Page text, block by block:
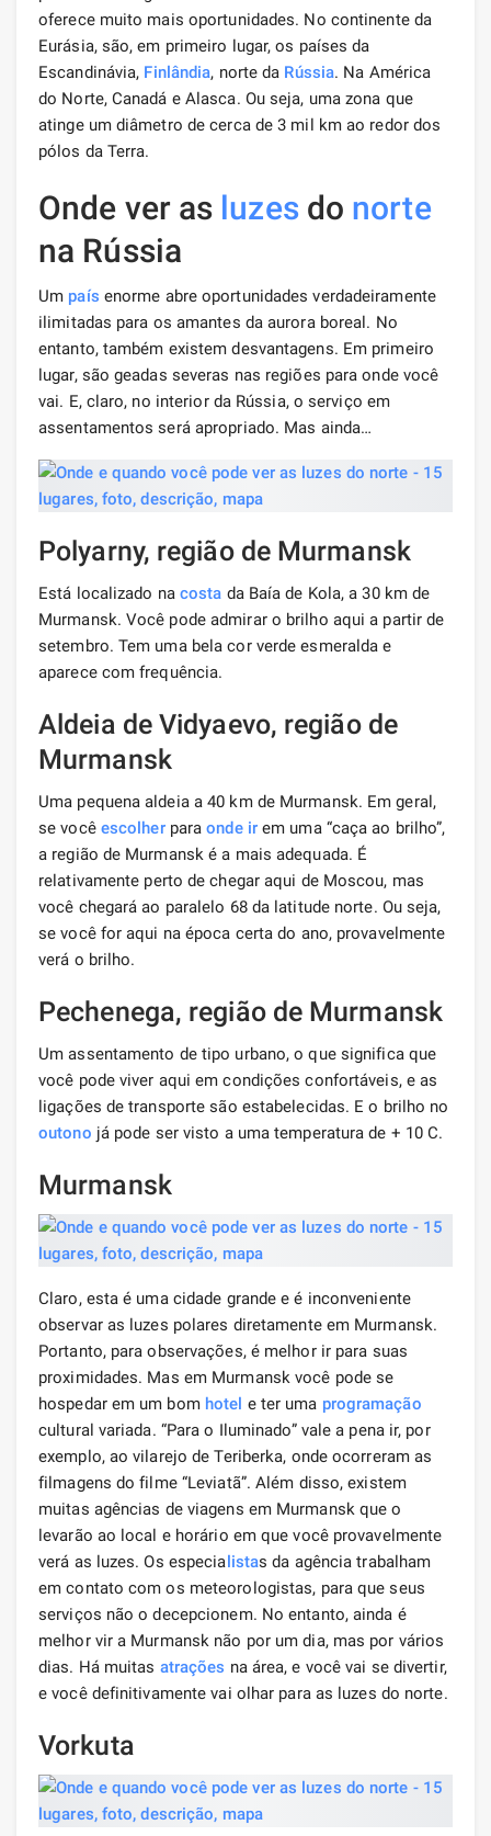
oferece muito mais oportunidades. No continente da
Eurásia, são, em primeiro lugar, os países da
Escandinávia, Finlândia, norte da Rússia. Na América
do Norte, Canadá e Alasca. Ou seja, uma zona que
atinge um diâmetro de cerca de 3 mil km ao redor dos
pólos da Terra.
Onde ver as luzesdo norte
na Rússia
Um país enorme abre oportunidades verdadeiramente
ilimitadas para os amantes da aurora boreal. No
entanto, também existem desvantagens. Em primeiro
lugar, são geadas severas nas regiões para onde você
vai. E, claro, no interior da Rússia, o serviço em
assentamentos será apropriado. Mas ainda…
Polyarny, região de Murmansk
Está localizado na costa da Baía de Kola, a 30 km de
Murmansk. Você pode admirar o brilho aqui a partir de
setembro. Tem uma bela cor verde esmeralda e
aparece com frequência.
Aldeia de Vidyaevo, região de
Murmansk
Uma pequena aldeia a 40 km de Murmansk. Em geral,
se você escolherparaonde irem uma “caça ao brilho”,
a região de Murmansk é a mais adequada. É
relativamente perto de chegar aqui de Moscou, mas
você chegará ao paralelo 68 da latitude norte. Ou seja,
se você for aqui na época certa do ano, provavelmente
verá o brilho.
Pechenega, região de Murmansk
Um assentamento de tipo urbano, o que significa que
você pode viver aqui em condições confortáveis, e as
ligações de transporte são estabelecidas. E o brilho no
outono já pode ser visto a uma temperatura de + 10 C.
Murmansk
Claro, esta é uma cidade grande e é inconveniente
observar as luzes polares diretamente em Murmansk.
Portanto, para observações, é melhor ir para suas
proximidades. Mas em Murmansk você pode se
hospedar em um bom hotel e ter uma programação
cultural variada. “Para o Iluminado” vale a pena ir, por
exemplo, ao vilarejo de Teriberka, onde ocorreram as
filmagens do filme “Leviatã”. Além disso, existem
muitas agências de viagens em Murmansk que o
levarão ao local e horário em que você provavelmente
verá as luzes. Os especialistas da agência trabalham
em contato com os meteorologistas, para que seus
serviços não o decepcionem. No entanto, ainda é
melhor vir a Murmansk não por um dia, mas por vários
dias. Há muitas atrações na área, e você vai se divertir,
e você definitivamente vai olhar para as luzes do norte.
Vorkuta